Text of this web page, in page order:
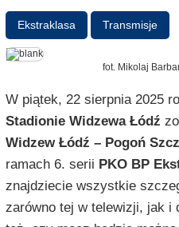
Ekstraklasa Transmisje
fot. Mikolaj
W piątek, 22 sierpnia 2025
Stadionie Widzewa Łódź
Widzew Łódź – Pogoń
ramach 6. serii PKO BP
znajdziecie wszystkie
zarówno tej w telewizji, jak i